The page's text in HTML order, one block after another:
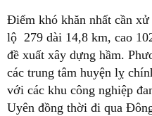
Điểm khó khăn nhất cần
lộ 279 dài 14,8 km, cao
đề xuất xây dựng hầm.
các trung tâm huyện lỵ
với các khu công nghiệp
Uyên đồng thời đi qua